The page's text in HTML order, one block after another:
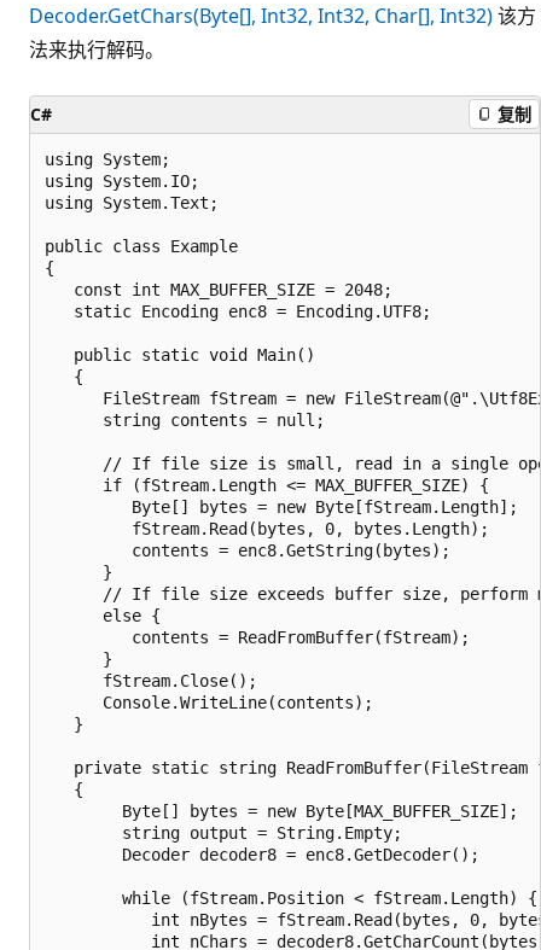
Decoder.GetChars(Byte[], Int32, Int32, Char[], Int32)该方
法来执行解码。
C# 复制
using System;
using System.IO;
using System.Text;
public class Example
{
   const int MAX_BUFFER_SIZE = 2048;
   static Encoding enc8 = Encoding.UTF8;
   public static void Main()
   {
FileStream fStream = new
      string contents = null;
// If file size is small, read in a single
      if (fStream.Length <= MAX_BUFFER_SIZE) {
         Byte[] bytes = new Byte[fStream.Length];
         fStream.Read(bytes, 0, bytes.Length);
         contents = enc8.GetString(bytes);
      }
// If file size exceeds buffer size, perform
      else {
         contents = ReadFromBuffer(fStream);
      }
      fStream.Close();
      Console.WriteLine(contents);
   }
private static string ReadFromBuffer(FileStream
   {
        Byte[] bytes = new Byte[MAX_BUFFER_SIZE];
        string output = String.Empty;
        Decoder decoder8 = enc8.GetDecoder();
        while (fStream.Position < fStream.Length) {
int nBytes = fStream.Read(bytes, 0,
int nChars =